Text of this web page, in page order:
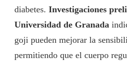
diabetes. Investigaciones
Universidad de Granada
goji pueden mejorar la
permitiendo que el cuerpo